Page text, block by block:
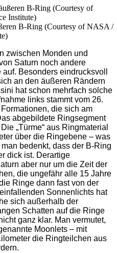
B-Ring (Courtesy of NASA /
zwischen Monden und
Saturn noch andere
Besonders eindrucksvoll
an den äußeren Rändern
hat schon mehrfach solche
links stammt vom 26.
die sich am
abgebildete Ringsegment
„Türme“ aus Ringmaterial
über die Ringebene – was
bedenkt, dass der B-Ring
dick ist. Derartige
aber nur um die Zeit der
die ungefähr alle 15 Jahre
Ringe dann fast von der
Sonnenlichts hat
sich außerhalb der
Schatten auf die Ringe
ganz klar. Man vermutet,
Moonlets – mit
die Ringteilchen aus